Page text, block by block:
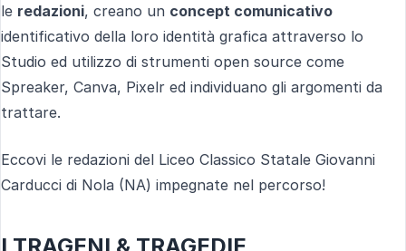
le redazioni, creano un concept comunicativo
identificativo della loro identità grafica attraverso lo
Studio ed utilizzo di strumenti open source come
Spreaker, Canva, Pixelr ed individuano gli argomenti da
trattare.
Eccovi le redazioni del Liceo Classico Statale Giovanni
Carducci di Nola (NA) impegnate nel percorso!